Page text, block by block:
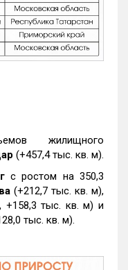
жилищного
(+457,4 тыс. кв. м).
с ростом на 350,3
(+212,7 тыс. кв. м),
+158,3 тыс. кв. м) и
тыс. кв. м).